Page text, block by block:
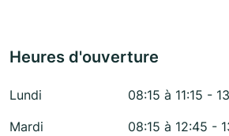
Heures d'ouverture
Lundi
08:15 à 11:15 -
Mardi
08:15 à 12:45 -